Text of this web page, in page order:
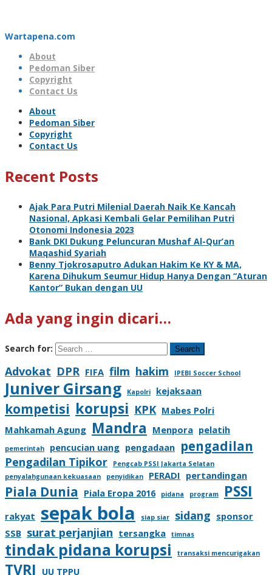
Wartapena.com
About
Pedoman Siber
Copyright
Contact Us
About
Pedoman Siber
Copyright
Contact Us
Recent Posts
Ajak Para Putri Milenial Daerah Naik Ke Kancah
Nasional, Apkasi Kembali Gelar Pemilihan Putri
Otonomi Indonesia 2023
Bank DKI Dukung Peluncuran Mushaf Al-Qur’an
Maqashid Syariah
Benny Tjokrosaputro Adukan Hakim Ke KY & MA,
Karena Dihukum Seumur Hidup Hanya Dengan “Aturan
Kantor” Bukan dengan UU
Ada yang ingin dicari…
Search for:
Advokat DPR FIFA film hakim IPEBI Soccer School
Juniver Girsang Kapolri kejaksaan
kompetisi korupsi KPK Mabes Polri
Mahkamah Agung Mandra Menpora pelatih
pemerintah pencucian uang pengadaan pengadilan
Pengadilan Tipikor
Pengcab PSSI Jakarta Selatan
penyalahgunaan kekuasaan
penyidikan PERADI pertandingan
Piala Dunia Piala Eropa 2016 pidana program PSSI
rakyat sepak bola siap siar sidang sponsor
SSB surat perjanjian tersangka timnas
tindak pidana korupsi transaksi mencurigakan
TVRI UU TPPU